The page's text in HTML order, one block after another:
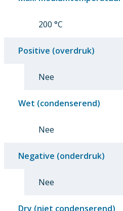
200 °C
Positive (overdruk)
Nee
Wet (condenserend)
Nee
Negative (onderdruk)
Nee
Dry (niet condenserend)